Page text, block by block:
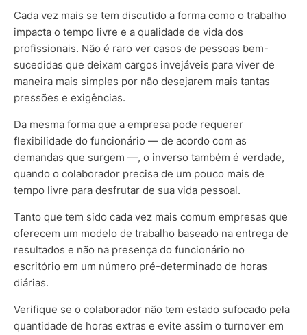
Cada vez mais se tem discutido a forma como o trabalho
impacta o tempo livre e a qualidade de vida dos
profissionais. Não é raro ver casos de pessoas bem-
sucedidas que deixam cargos invejáveis para viver de
maneira mais simples por não desejarem mais tantas
pressões e exigências.
Da mesma forma que a empresa pode requerer
flexibilidade do funcionário — de acordo com as
demandas que surgem —, o inverso também é verdade,
quando o colaborador precisa de um pouco mais de
tempo livre para desfrutar de sua vida pessoal.
Tanto que tem sido cada vez mais comum empresas que
oferecem um modelo de trabalho baseado na entrega de
resultados e não na presença do funcionário no
escritório em um número pré-determinado de horas
diárias.
Verifique se o colaborador não tem estado sufocado pela
quantidade de horas extras e evite assim o turnover em